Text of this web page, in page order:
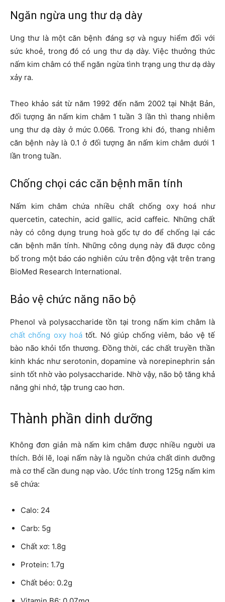
Ngăn ngừa ung thư dạ dày
Ung thư là một căn bệnh đáng sợ và nguy hiểm đối với
sức khoẻ, trong đó có ung thư dạ dày. Việc thưởng thức
nấm kim châm có thể ngăn ngừa tình trạng ung thư dạ dày
xảy ra.
Theo khảo sát từ năm 1992 đến năm 2002 tại Nhật Bản,
đối tượng ăn nấm kim châm 1 tuần 3 lần thì thang nhiễm
ung thư dạ dày ở mức 0.066. Trong khi đó, thang nhiễm
căn bệnh này là 0.1 ở đối tượng ăn nấm kim châm dưới 1
lần trong tuần.
Chống chọi các căn bệnh mãn tính
Nấm kim châm chứa nhiều chất chống oxy hoá như
quercetin, catechin, acid gallic, acid caffeic. Những chất
này có công dụng trung hoà gốc tự do để chống lại các
căn bệnh mãn tính. Những công dụng này đã được công
bố trong một báo cáo nghiên cứu trên động vật trên trang
BioMed Research International.
Bảo vệ chức năng não bộ
Phenol và polysaccharide tồn tại trong nấm kim châm là
chất chống oxy hoá tốt. Nó giúp chống viêm, bảo vệ tế
bào não khỏi tổn thương. Đồng thời, các chất truyền thần
kinh khác như serotonin, dopamine và norepinephrin sản
sinh tốt nhờ vào polysaccharide. Nhờ vậy, não bộ tăng khả
năng ghi nhớ, tập trung cao hơn.
Thành phần dinh dưỡng
Không đơn giản mà nấm kim châm được nhiều người ưa
thích. Bởi lẽ, loại nấm này là nguồn chứa chất dinh dưỡng
mà cơ thể cần dung nạp vào. Ước tính trong 125g nấm kim
sẽ chứa:
Calo: 24
Carb: 5g
Chất xơ: 1.8g
Protein: 1.7g
Chất béo: 0.2g